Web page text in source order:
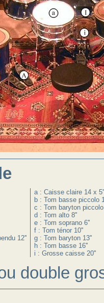
12''
a : Caisse claire 14 x 5''
b : Tom basse piccolo
c : Tom baryton
d : Tom alto 8''
e : Tom soprano 6''
f : Tom ténor 10''
g : Tom baryton 13''
h : Tom basse 16''
i : Grosse caisse 20''
double